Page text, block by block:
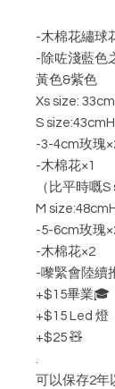
-木棉花繡球
-除咗淺藍色
黃色&紫色
Xs size:
S
-3-4cm玫瑰
-木棉花×1
（比平時嘅S
M
-5-6cm玫瑰
-木棉花×2
-嚟緊會陸續
+$15畢業🎓
+$15 Led 燈
+$25 🧸
.
可以保存2年